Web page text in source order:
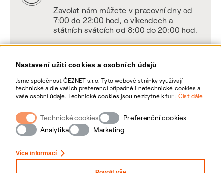
Nastavení užití cookies a osobních údajů
Jsme společnost ČEZNET s.r.o. Tyto webové stránky využívají
technické a dle vašich preferencí případně i netechnické cookies a
vaše osobní údaje. Technické cookies jsou nezbytné k fungování
webové stránky vašim preferencím, k personalizaci reklam a
analytice. Pro sběr a zpracování netechnických cookies a vašich
osobních údajů, nám můžete udělit souhlas. Bližší informace o
vašich právech, zpracování osobních údajů, včetně možnosti
Číst dále
Technické cookies
Preferenční cookies
Analytika
Marketing
Více informací
Zavolat nám můžete v pracovní dny od
7:00 do 22:00 hod, o víkendech a
státních svátcích od 8:00 do 20:00 hod.
Napište nám
POSLAT VZKAZ
Zanechte nám vzkaz online, my se vám
ozveme zpět